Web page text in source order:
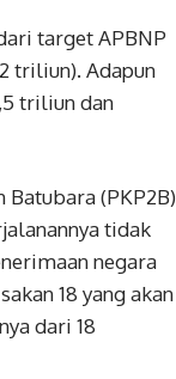
target APBNP
triliun). Adapun
triliun dan
(PKP2B)
tidak
negara
18 yang akan
dari 18